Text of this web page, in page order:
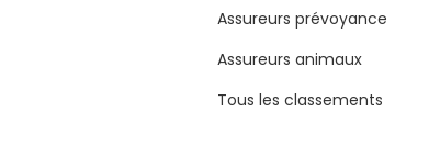
Assureurs prévoyance
Assureurs animaux
Tous les classements